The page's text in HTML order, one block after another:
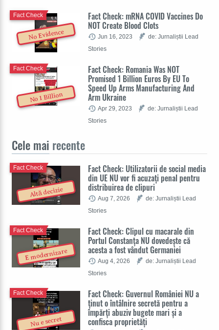
No Evidence
Fact Check: mRNA COVID Vaccines Do
NOT Create Blood Clots
Fact Check
Jun 16, 2023
de: Jurnaliștii Lead
Stories
No 1 Billion
Fact Check: Romania Was NOT
Promised 1 Billion Euros By EU To
Speed Up Arms Manufacturing And
Arm Ukraine
Fact Check
Apr 29, 2023
de: Jurnaliștii Lead
Stories
Cele mai recente
Altă decizie
Fact Check: Utilizatorii de social media
din UE NU vor fi acuzați penal pentru
distribuirea de clipuri
Fact Check
Aug 7, 2026
de: Jurnaliștii Lead
Stories
E modernizare
Fact Check: Clipul cu macarale din
Portul Constanța NU dovedește că
acesta a fost vândut Germaniei
Fact Check
Aug 4, 2026
de: Jurnaliștii Lead
Stories
Nu e secret
Fact Check: Guvernul României NU a
ținut o întâlnire secretă pentru a
împărți abuziv bugete mari și a
confisca proprietăți
Fact Check